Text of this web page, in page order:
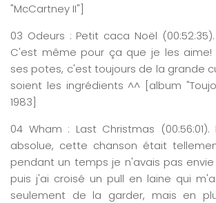
"McCartney II"]
03 Odeurs : Petit caca Noël (00:52:35)
C'est même pour ça que je les aime!
ses potes, c'est toujours de la grande
soient les ingrédients ^^ [album
1983]
04 Wham : Last Christmas (00:56:01).
absolue, cette chanson était
pendant un temps je n'avais pas
puis j'ai croisé un pull en laine qui
seulement de la garder, mais en